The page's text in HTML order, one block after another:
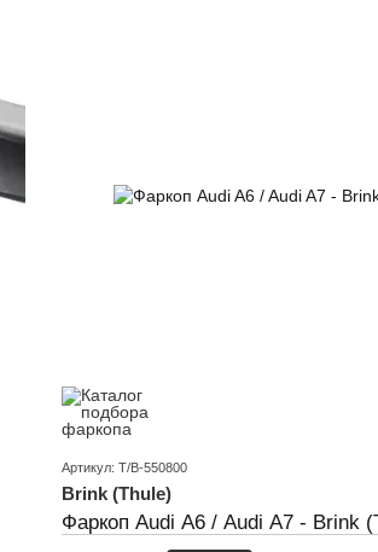
Артикул: T/B-550800
Brink (Thule)
Фаркоп Audi A6 / Audi A7 - Brink